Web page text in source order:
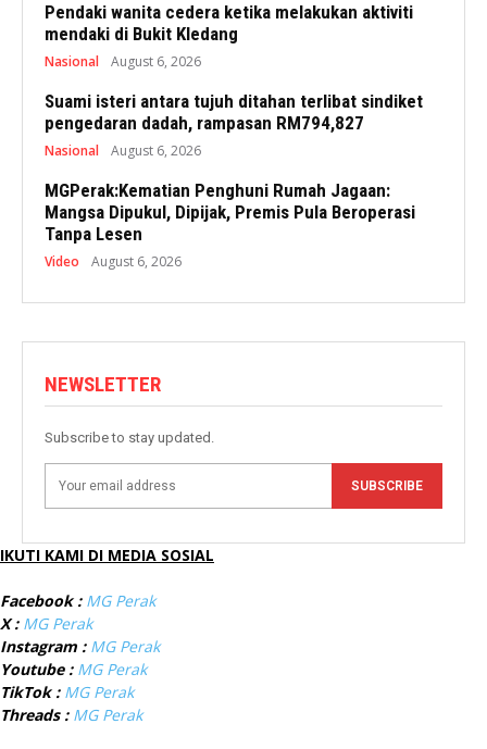
Pendaki wanita cedera ketika melakukan aktiviti
mendaki di Bukit Kledang
Nasional August 6, 2026
Suami isteri antara tujuh ditahan terlibat sindiket
pengedaran dadah, rampasan RM794,827
Nasional August 6, 2026
MGPerak:Kematian Penghuni Rumah Jagaan:
Mangsa Dipukul, Dipijak, Premis Pula Beroperasi
Tanpa Lesen
Video August 6, 2026
NEWSLETTER
Subscribe to stay updated.
SUBSCRIBE
IKUTI KAMI DI MEDIA SOSIAL
Facebook : MG Perak
X : MG Perak
Instagram : MG Perak
Youtube : MG Perak
TikTok : MG Perak
Threads : MG Perak